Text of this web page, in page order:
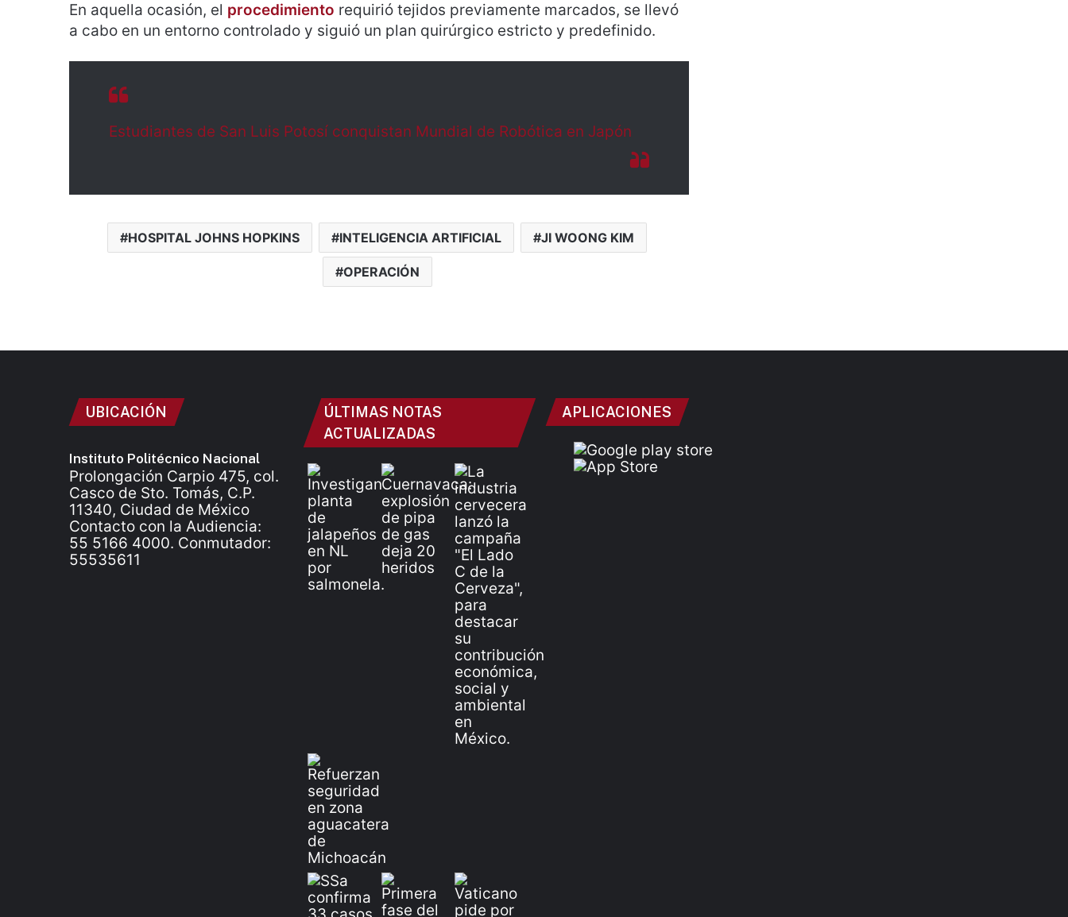
En aquella ocasión, el procedimiento requirió tejidos previamente marcados, se llevó
a cabo en un entorno controlado y siguió un plan quirúrgico estricto y predefinido.
Estudiantes de San Luis Potosí conquistan Mundial de Robótica en Japón
HOSPITAL JOHNS HOPKINS INTELIGENCIA ARTIFICIAL JI WOONG KIM
OPERACIÓN
UBICACIÓN
Instituto Politécnico Nacional
Prolongación Carpio 475, col.
Casco de Sto. Tomás, C.P.
11340, Ciudad de México
Contacto con la Audiencia:
55 5166 4000. Conmutador:
55535611
ÚLTIMAS NOTAS
ACTUALIZADAS
APLICACIONES